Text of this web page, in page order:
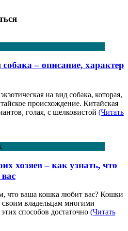
– описание, характер
на вид собака, которая,
происхождение. Китайская
голая, с шелковистой (Читать
хозяев – как узнать, что
что ваша кошка любит вас? Кошки
владельцам многими
способов достаточно (Читать